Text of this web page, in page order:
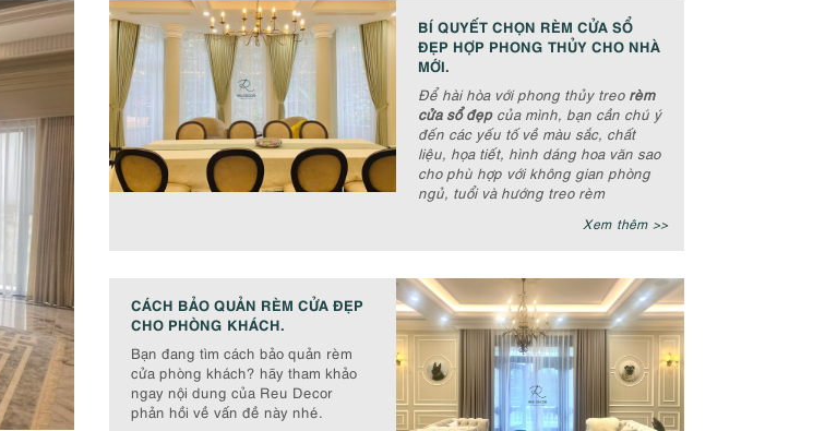
BÍ QUYẾT CHỌN RÈM CỬA SỔ
ĐẸP HỢP PHONG THỦY CHO NHÀ
MỚI.
Để hài hòa với phong thủy treo rèm
cửa sổ đẹpcủa mình, bạn cần chú ý
đến các yếu tố về màu sắc, chất
liệu, họa tiết, hình dáng hoa văn sao
cho phù hợp với không gian phòng
ngủ, tuổi và hướng treo rèm
Xem thêm >>
CÁCH BẢO QUẢN RÈM CỬA ĐẸP
CHO PHÒNG KHÁCH.
Bạn đang tìm cách bảo quản rèm
cửa phòng khách? hãy tham khảo
ngay nội dung của Reu Decor
phản hồi về vấn đề này nhé.